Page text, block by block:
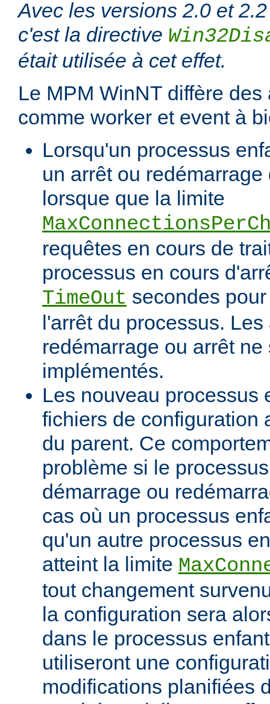
Avec les versions 2.0 et
c'est la directive
était utilisée à cet effet.
Le MPM WinNT diffère
comme worker et event à
Lorsqu'un processus
un arrêt ou redémarrage
lorsque que la limite
requêtes en cours de
processus en cours
TimeOut secondes
l'arrêt du processus.
redémarrage ou arrêt ne
implémentés.
Les nouveau processus
fichiers de configuration
du parent. Ce
problème si le
démarrage ou
cas où un processus
qu'un autre processus
atteint la limite
tout changement
la configuration sera
dans le processus
utiliseront une
modifications planifiées